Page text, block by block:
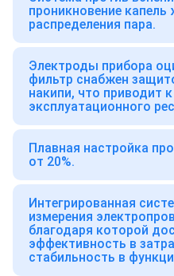
проникновение
распределения пара.
Электроды прибора
фильтр снабжен
накипи, что приводит
эксплуатационного
Плавная настройка
от 20%.
Интегрированная
измерения
благодаря которой
эффективность в
стабильность в